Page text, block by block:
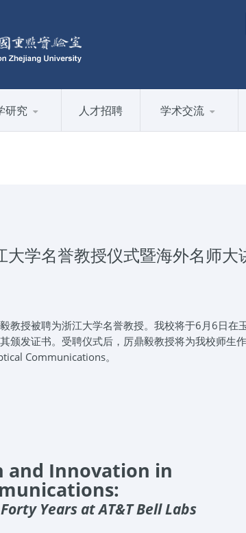
研究 人才招聘 学术交流
学名誉教授仪式暨海外名师大
教授被聘为浙江大学名誉教授。我校将于6月6日在
颁发证书。受聘仪式后，厉鼎毅教授将为我校师生
Communications。
and Innovation in
Years at AT&T Bell Labs